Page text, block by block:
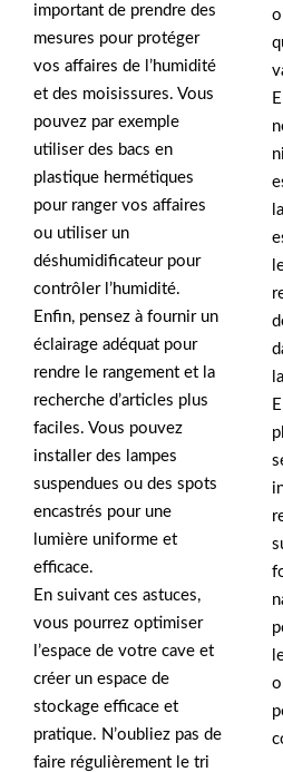
important de prendre des
mesures pour protéger
vos affaires de l’humidité
et des moisissures. Vous
pouvez par exemple
utiliser des bacs en
plastique hermétiques
pour ranger vos affaires
ou utiliser un
déshumidificateur pour
contrôler l’humidité.
Enfin, pensez à fournir un
éclairage adéquat pour
rendre le rangement et la
recherche d’articles plus
faciles. Vous pouvez
installer des lampes
suspendues ou des spots
encastrés pour une
lumière uniforme et
efficace.
En suivant ces astuces,
vous pourrez optimiser
l’espace de votre cave et
créer un espace de
stockage efficace et
pratique. N’oubliez pas de
faire régulièrement le tri